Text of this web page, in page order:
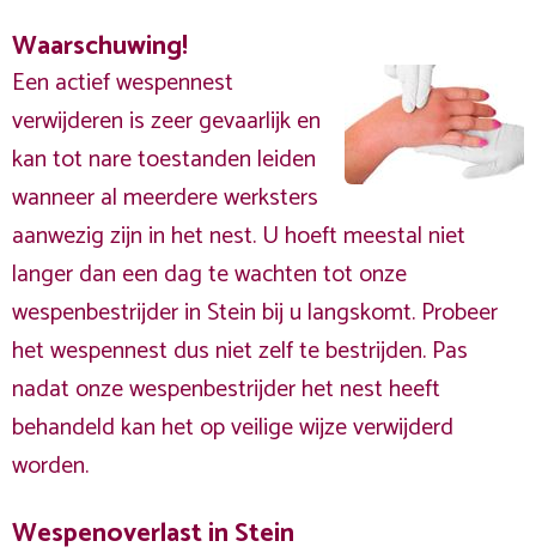
Waarschuwing!
Een actief wespennest
verwijderen is zeer gevaarlijk en
kan tot nare toestanden leiden
wanneer al meerdere werksters
aanwezig zijn in het nest. U hoeft meestal niet
langer dan een dag te wachten tot onze
wespenbestrijder in Stein bij u langskomt. Probeer
het wespennest dus niet zelf te bestrijden. Pas
nadat onze wespenbestrijder het nest heeft
behandeld kan het op veilige wijze verwijderd
worden.
Wespenoverlast in Stein